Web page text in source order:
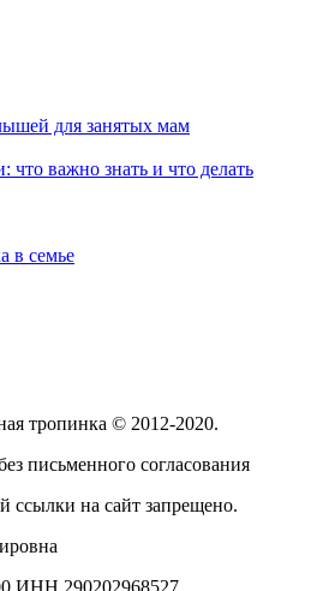
для занятых мам
что важно знать и что делать
в семье
тропинка © 2012-2020.
письменного согласования
ссылки на сайт запрещено.